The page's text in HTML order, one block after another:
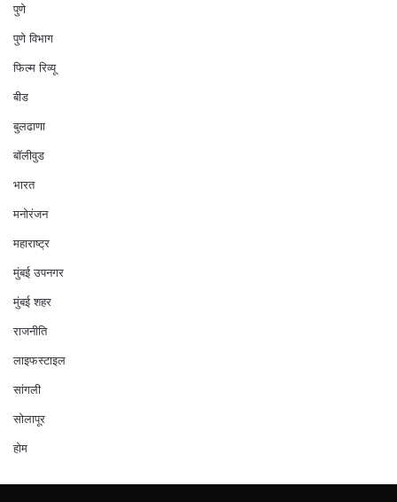
पुणे
पुणे विभाग
फिल्म रिव्यू
बीड
बुलढाणा
बॉलीवुड
भारत
मनोरंजन
महाराष्ट्र
मुंबई उपनगर
मुंबई शहर
राजनीति
लाइफस्टाइल
सांगली
सोलापूर
होम